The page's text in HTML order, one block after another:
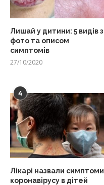
Лишай у дитини: 5 видів з
фото та описом
симптомів
27/10/2020
4
Лікарі назвали симптоми
коронавірусу в дітей